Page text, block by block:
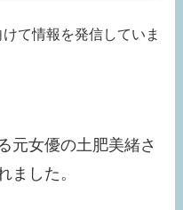
て情報を発信していま
元女優の土肥美緒さ
ました。